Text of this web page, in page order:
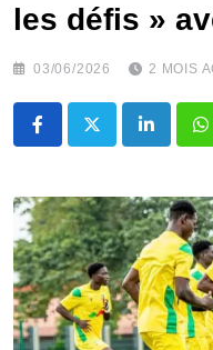
les défis »
03/06/2026 2 MOIS
LinkedIn